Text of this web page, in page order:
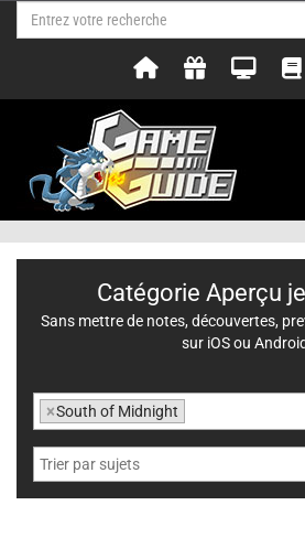
Catégorie Aperçu
Sans mettre de notes, découvertes,
sur iOS ou
×South of Midnight